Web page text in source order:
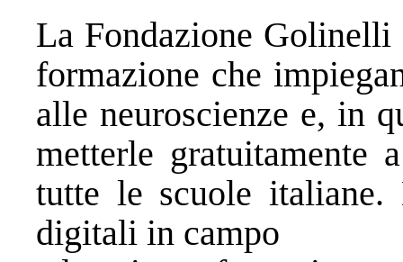
La Fondazione
formazione che
alle neuroscienze e, in
metterle
tutte le scuole
digitali in campo